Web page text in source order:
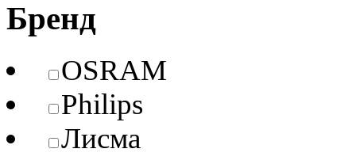
Бренд
OSRAM
Philips
Лисма